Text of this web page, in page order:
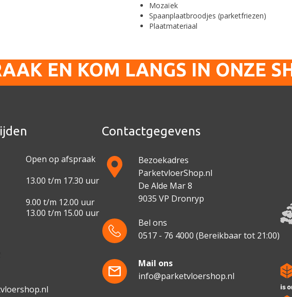
Mozaïek
Spaanplaatbroodjes (parketfriezen)
Plaatmateriaal
EN KOM LANGS IN ONZE
Open op afspraak
13.00 t/m 17.30 uur
9.00 t/m 12.00 uur
13.00 t/m 15.00 uur
Contactgegevens
Bezoekadres
ParketvloerShop.nl
De Alde Mar 8
9035 VP Dronryp
Bel ons
0517 - 76 4000 (Bereikbaar tot 21:00)
Mail ons
info@parketvloershop.nl